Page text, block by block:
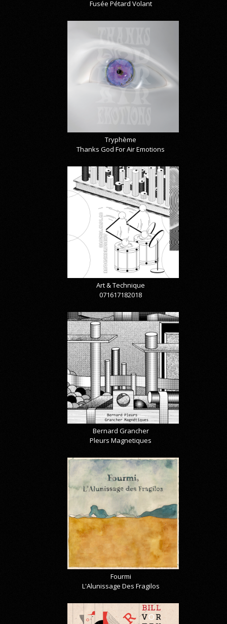
Fusée Pétard Volant
Tryphème
Thanks God For Air Emotions
Art & Technique
071617182018
Bernard Grancher
Pleurs Magnetiques
Fourmi
L'Alunissage Des Fragilos